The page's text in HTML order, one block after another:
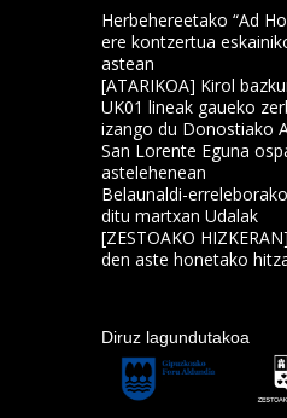
Herbehereetako “Ad
ere kontzertua
astean
[ATARIKOA] Kirol
UK01 lineak gaueko
izango du Donostiako
San Lorente Eguna
astelehenean
Belaunaldi-
ditu martxan Udalak
[ZESTOAKO
den aste honetako
Diruz lagundutakoa